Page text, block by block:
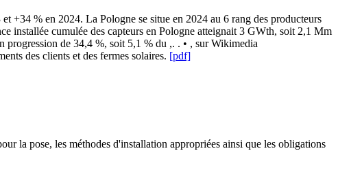
+34 % en 2024. La Pologne se situe en 2024 au 6 rang des producteurs
installée cumulée des capteurs en Pologne atteignait 3 GWth, soit 2,1 Mm
de 34,4 %, soit 5,1 % du ,. . • , sur Wikimedia
des clients et des fermes solaires. [pdf]
la pose, les méthodes d'installation appropriées ainsi que les obligations